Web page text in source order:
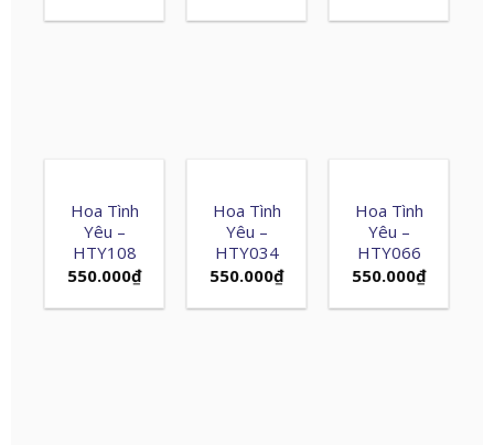
Hoa Tình
Yêu –
HTY108
550.000₫
Hoa Tình
Yêu –
HTY034
550.000₫
Hoa Tình
Yêu –
HTY066
550.000₫